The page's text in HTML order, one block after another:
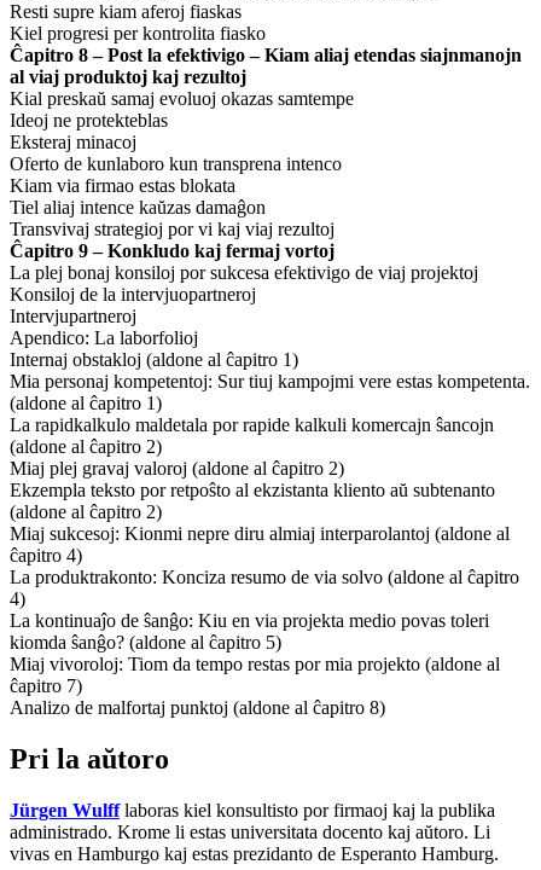
Resti supre kiam aferoj fiaskas
Kiel progresi per kontrolita fiasko
Ĉapitro 8 – Post la efektivigo – Kiam aliaj etendas siajnmanojn
al viaj produktoj kaj rezultoj
Kial preskaŭ samaj evoluoj okazas samtempe
Ideoj ne protekteblas
Eksteraj minacoj
Oferto de kunlaboro kun transprena intenco
Kiam via firmao estas blokata
Tiel aliaj intence kaŭzas damaĝon
Transvivaj strategioj por vi kaj viaj rezultoj
Ĉapitro 9 – Konkludo kaj fermaj vortoj
La plej bonaj konsiloj por sukcesa efektivigo de viaj projektoj
Konsiloj de la intervjuopartneroj
Intervjupartneroj
Apendico: La laborfolioj
Internaj obstakloj (aldone al ĉapitro 1)
Mia personaj kompetentoj: Sur tiuj kampojmi vere estas kompetenta.
(aldone al ĉapitro 1)
La rapidkalkulo maldetala por rapide kalkuli komercajn ŝancojn
(aldone al ĉapitro 2)
Miaj plej gravaj valoroj (aldone al ĉapitro 2)
Ekzempla teksto por retpoŝto al ekzistanta kliento aŭ subtenanto
(aldone al ĉapitro 2)
Miaj sukcesoj: Kionmi nepre diru almiaj interparolantoj (aldone al
ĉapitro 4)
La produktrakonto: Konciza resumo de via solvo (aldone al ĉapitro
4)
La kontinuaĵo de ŝanĝo: Kiu en via projekta medio povas toleri
kiomda ŝanĝo? (aldone al ĉapitro 5)
Miaj vivoroloj: Tiom da tempo restas por mia projekto (aldone al
ĉapitro 7)
Analizo de malfortaj punktoj (aldone al ĉapitro 8)
Pri la aŭtoro
Jürgen Wulfflaboras kiel konsultisto por firmaoj kaj la publika
administrado. Krome li estas universitata docento kaj aŭtoro. Li
vivas en Hamburgo kaj estas prezidanto de Esperanto Hamburg.